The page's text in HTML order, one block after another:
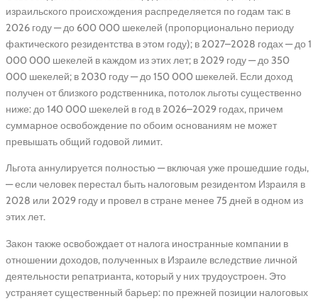
израильского происхождения распределяется по годам так: в
2026 году — до 600 000 шекелей (пропорционально периоду
фактического резидентства в этом году); в 2027–2028 годах — до 1
000 000 шекелей в каждом из этих лет; в 2029 году — до 350
000 шекелей; в 2030 году — до 150 000 шекелей. Если доход
получен от близкого родственника, потолок льготы существенно
ниже: до 140 000 шекелей в год в 2026–2029 годах, причем
суммарное освобождение по обоим основаниям не может
превышать общий годовой лимит.
Льгота аннулируется полностью — включая уже прошедшие годы,
— если человек перестал быть налоговым резидентом Израиля в
2028 или 2029 году и провел в стране менее 75 дней в одном из
этих лет.
Закон также освобождает от налога иностранные компании в
отношении доходов, полученных в Израиле вследствие личной
деятельности репатрианта, который у них трудоустроен. Это
устраняет существенный барьер: по прежней позиции налоговых